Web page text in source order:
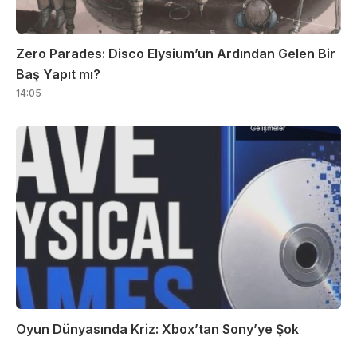
Zero Parades: Disco Elysium’un Ardından Gelen Bir
Baş Yapıt mı?
14:05
Oyun Dünyasında Kriz: Xbox’tan Sony’ye Şok